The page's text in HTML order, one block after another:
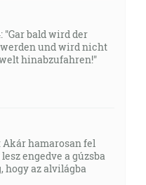
prijdem k tebe; ale
ako sa treba správať v
živého Boha, stĺp to a
15]
a hovoril: Padol, padol
démonov a
a žalárom každého
… [Zj 18:2]
"Gar bald wird der
und wird nicht
hinabzufahren!"
Akár hamarosan fel
engedve a gúzsba
hogy az alvilágba